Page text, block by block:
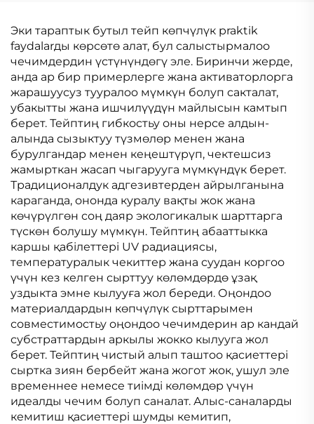
МЕМБРАНАСЫ
Эки тараптык бутыл тейп көпчүлүк praktik
faydalarды көрсөтө алат, бул салыстырмалоо
чечимдердин үстүнүндөгү эле. Биринчи жерде,
анда ар бир примерлерге жана активаторлорга
жарашуусуз тууралoo мүмкүн болуп сакталат,
убакытты жана ишчилүүдүн майлысын камтып
берет. Тейптиң гибкостьу оны нерсе алдын-
алында сызыктуу түзмөлөр менен жана
бурулгандар менен кеңештүрүп, чектешсиз
жамырткан жасап чыгарууга мүмкүндүк берет.
Традиционалдук адгезивтерден айрылганына
караганда, ононда куралу вақты жок жана
көчүрүлгөн соң даяр экологикалык шарттарга
түскөн болушу мүмкүн. Тейптиң абааттыкка
каршы қабілеттері UV радиациясы,
температуралык чекиттер жана суудан коргоо
үчүн кез келген сырттуу көлөмдөрдө ұзақ
уздыкта эмне кылууға жол береди. Оңондоо
материалдардын көпчүлүк сырттарымен
совместимостьу оңондоо чечимдерин ар кандай
субстраттардын аркылы жокко кылууга жол
берет. Тейптиң чистый алып таштоо қасиеттері
сыртка зиян бербейт жана жогот жок, ушул эле
временнее немесе тиімді көлөмдөр үчүн
идеалды чечим болуп саналат. Алыс-саналарды
кемитиш қасиеттері шумды кемитип,